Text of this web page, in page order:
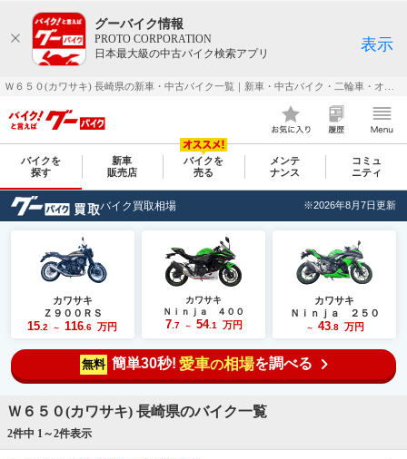
グーバイク情報
PROTO CORPORATION
日本最大級の中古バイク検索アプリ
表示
バイクを
探す
新車
販売店
バイクを
売る
メンテ
ナンス
コミュ
ニティ
バイク買取相場 ※2026年8月7日更新
カワサキ
Ｚ９００ＲＳ
15 .2 ～ 116 .6 万円
カワサキ
Ｎｉｎｊａ ４００
7.7 ～ 54.1 万円
カワサキ
Ｎｉｎｊａ ２５０
～ 43.8 万円
無料 簡単30秒! 愛車の相場を調べる
Ｗ６５０(カワサキ) 長崎県のバイク一覧
2件中 1～2件表示